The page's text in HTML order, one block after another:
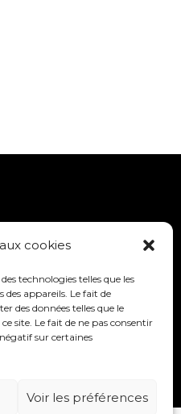
cookies
technologies telles que les
appareils. Le fait de
des données telles que le
site. Le fait de ne pas consentir
sur certaines
Voir les préférences
/ Crédits
(UE)
– RGPD